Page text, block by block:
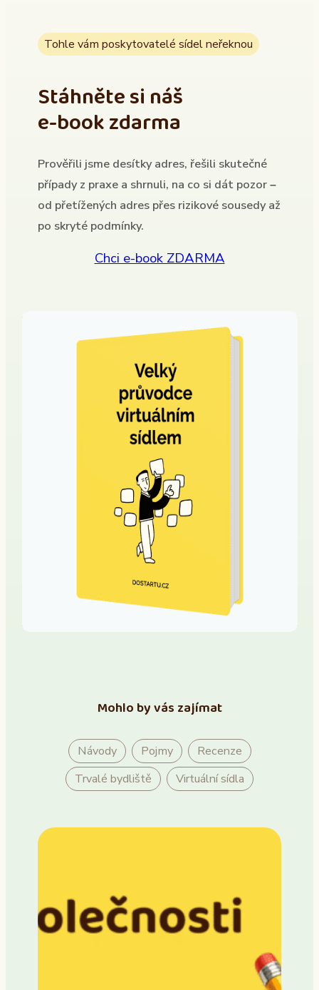
Tohle vám poskytovatelé sídel neřeknou
Stáhněte si náš
e-book zdarma
Prověřili jsme desítky adres, řešili skutečné
případy z praxe a shrnuli, na co si dát pozor –
od přetížených adres přes rizikové sousedy až
po skryté podmínky.
Chci e-book ZDARMA
Mohlo by vás zajímat
Návody Pojmy
Recenze
Trvalé bydliště
Virtuální sídla